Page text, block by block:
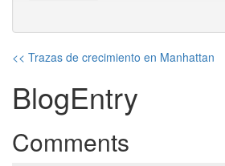
<< Trazas de crecimiento en Manhattan
BlogEntry
Comments